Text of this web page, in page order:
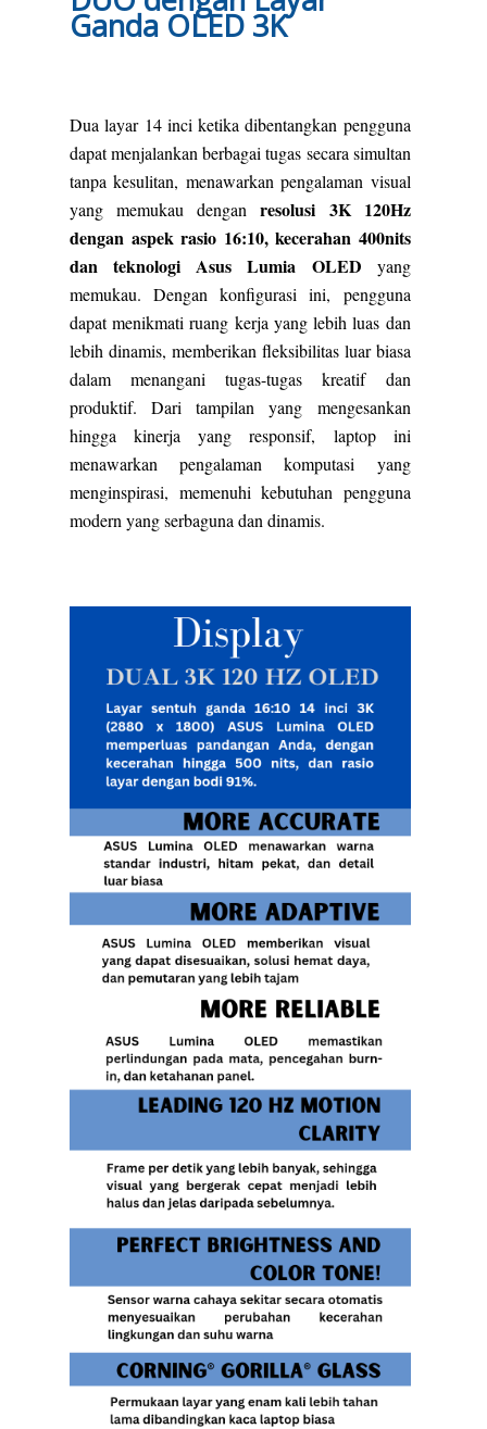
Ganda OLED 3K
Dua layar 14 inci ketika dibentangkan pengguna
dapat menjalankan berbagai tugas secara simultan
tanpa kesulitan, menawarkan pengalaman visual
yang memukau denganresolusi 3K 120Hz
dengan aspek rasio 16:10, kecerahan 400nits
dan teknologi Asus Lumia OLED yang
memukau. Dengan konfigurasi ini, pengguna
dapat menikmati ruang kerja yang lebih luas dan
lebih dinamis, memberikan fleksibilitas luar biasa
dalam menangani tugas-tugas kreatif dan
produktif. Dari tampilan yang mengesankan
hingga kinerja yang responsif, laptop ini
menawarkan pengalaman komputasi yang
menginspirasi, memenuhi kebutuhan pengguna
modern yang serbaguna dan dinamis.